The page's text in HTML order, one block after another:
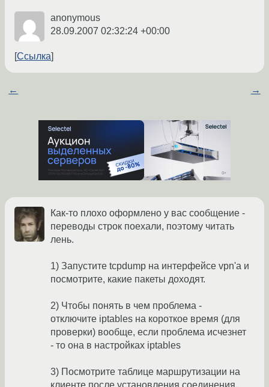
anonymous
28.09.2007 02:32:24 +00:00
Ссылка
← →
Как-то плохо оформлено у вас сообщение -
переводы строк поехали, поэтому читать
лень.
1) Запустите tcpdump на интерфейсе vpn'а и
посмотрите, какие пакеты доходят.
2) Чтобы понять в чем проблема -
отключите iptables на короткое время (для
проверки) вообще, если проблема исчезнет
- то она в настройках iptables
3) Посмотрите таблице маршрутизации на